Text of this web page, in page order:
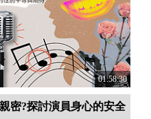
01:58:30
密?探討演員身心的安全